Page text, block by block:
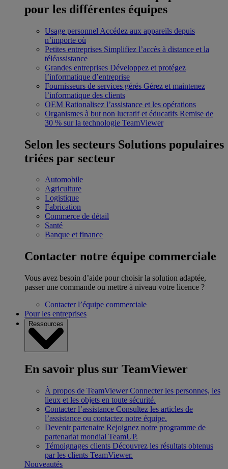
pour les différentes équipes
Usage personnel Accédez aux appareils depuis
n’importe où
Petites entreprises Simplifiez l’accès à distance et la
téléassistance
Grandes entreprises Développez et protégez
l’informatique d’entreprise
Fournisseurs de services gérés Gérez et maintenez
l’informatique des clients
OEM Rationalisez l’assistance et les opérations
Organismes à but non lucratif et éducatifs Remise de
30 % sur la technologie TeamViewer
Selon les secteurs Solutions populaires
triées par secteur
Automobile
Agriculture
Logistique
Fabrication
Commerce de détail
Santé
Banque et finance
Contacter notre équipe commerciale
Vous avez besoin d’aide pour choisir la solution adaptée,
passer une commande ou mettre à niveau votre licence ?
Contacter l’équipe commerciale
Pour les entreprises
Ressources
En savoir plus sur TeamViewer
À propos de TeamViewer Connecter les personnes, les
lieux et les objets en toute sécurité.
Contacter l’assistance Consultez les articles de
l’assistance ou contactez notre équipe.
Devenir partenaire Rejoignez notre programme de
partenariat mondial TeamUP.
Témoignages clients Découvrez les résultats obtenus
par les clients TeamViewer.
Nouveautés